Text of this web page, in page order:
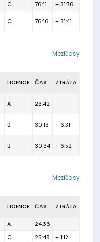
C 76:11 + 31:36
C 76:16 + 31:41
Mezičasy
LICENCE ČAS ZTRÁTA
A 23:42
B 30:13 + 6:31
B 30:34 + 6:52
Mezičasy
LICENCE ČAS ZTRÁTA
A
24:36
C 25:48 + 1:12